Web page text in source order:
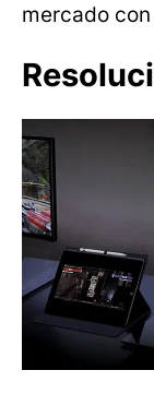
mercado